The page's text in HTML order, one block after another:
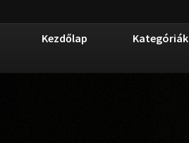
Kezdőlap Kategóriák